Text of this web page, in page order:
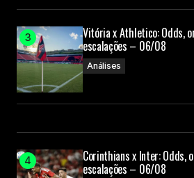
Vitória x Athletico: Odds,
escalações – 06/08
Análises
Corinthians x Inter: Odds,
escalações – 06/08